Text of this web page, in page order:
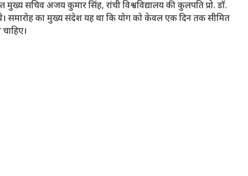
सचिव अजय कुमार सिंह, रांची विश्वविद्यालय की कुलपति प्रो. डॉ.
समारोह का मुख्य संदेश यह था कि योग को केवल एक दिन तक सीमित